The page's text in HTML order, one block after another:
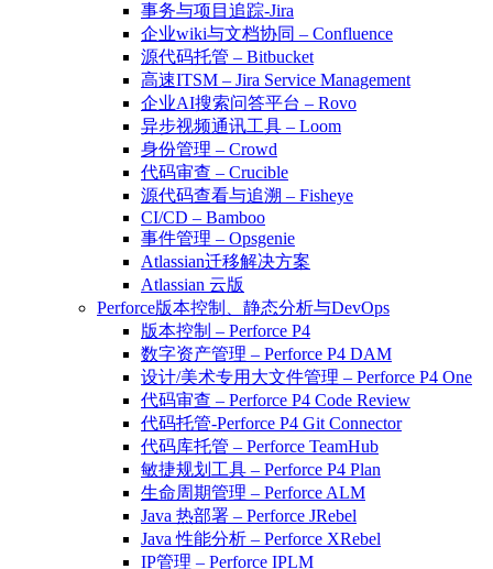
事务与项目追踪-Jira
企业wiki与文档协同 – Confluence
源代码托管 – Bitbucket
高速ITSM – Jira Service Management
企业AI搜索问答平台 – Rovo
异步视频通讯工具 – Loom
身份管理 – Crowd
代码审查 – Crucible
源代码查看与追溯 – Fisheye
CI/CD – Bamboo
事件管理 – Opsgenie
Atlassian迁移解决方案
Atlassian 云版
Perforce版本控制、静态分析与DevOps
版本控制 – Perforce P4
数字资产管理 – Perforce P4 DAM
设计/美术专用大文件管理 – Perforce P4 One
代码审查 – Perforce P4 Code Review
代码托管-Perforce P4 Git Connector
代码库托管 – Perforce TeamHub
敏捷规划工具 – Perforce P4 Plan
生命周期管理 – Perforce ALM
Java 热部署 – Perforce JRebel
Java 性能分析 – Perforce XRebel
IP管理 – Perforce IPLM